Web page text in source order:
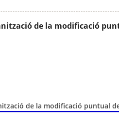
de la modificació
de la modificació puntual